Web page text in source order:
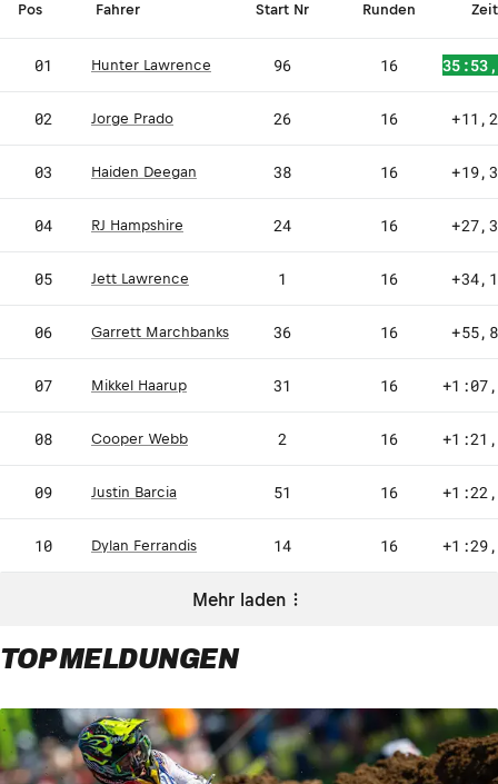
Pos Fahrer Start Nr Runden Zeit
01 Hunter Lawrence 96 16
02 Jorge Prado 26 16
03 Haiden Deegan 38 16
04 RJ Hampshire 24 16
05 JL
Jett Lawrence 1 16
06 Garrett Marchbanks 36 16
07 MH
Mikkel Haarup 31 16
08 Cooper Webb 2 16
09 Justin Barcia 51 16
10 Dylan Ferrandis 14 16
Mehr laden
TOP MELDUNGEN